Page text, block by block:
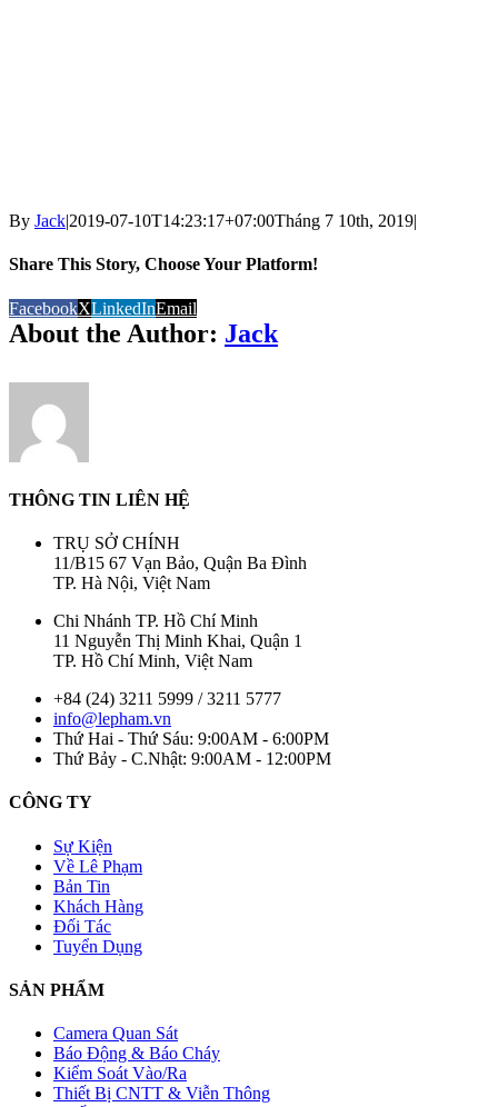
By Jack|2019-07-10T14:23:17+07:00Tháng 7 10th, 2019|
Share This Story, Choose Your Platform!
FacebookXLinkedInEmail
About the Author: Jack
THÔNG TIN LIÊN HỆ
TRỤ SỞ CHÍNH
11/B15 67 Vạn Bảo, Quận Ba Đình
TP. Hà Nội, Việt Nam
Chi Nhánh TP. Hồ Chí Minh
11 Nguyễn Thị Minh Khai, Quận 1
TP. Hồ Chí Minh, Việt Nam
+84 (24) 3211 5999 / 3211 5777
info@lepham.vn
Thứ Hai - Thứ Sáu: 9:00AM - 6:00PM
Thứ Bảy - C.Nhật: 9:00AM - 12:00PM
CÔNG TY
Sự Kiện
Về Lê Phạm
Bản Tin
Khách Hàng
Đối Tác
Tuyển Dụng
SẢN PHẨM
Camera Quan Sát
Báo Động & Báo Cháy
Kiểm Soát Vào/Ra
Thiết Bị CNTT & Viễn Thông